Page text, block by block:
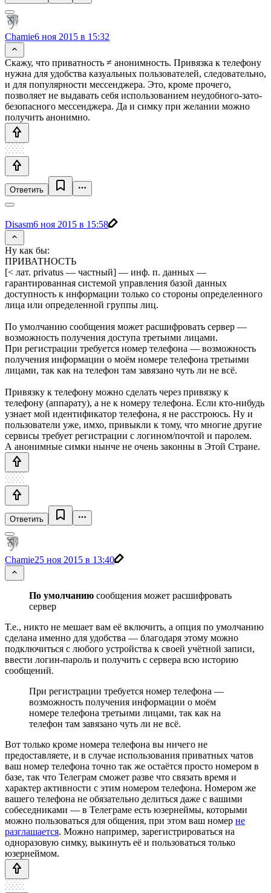
Chamie6 ноя 2015 в 15:32
Скажу, что приватность ≠ анонимность. Привязка к телефону
нужна для удобства казуальных пользователей, следовательно,
и для популярности мессенджера. Это, кроме прочего,
позволяет не выдавать себя использованием неудобного-зато-
безопасного мессенджера. Да и симку при желании можно
получить анонимно.
Ответить
Disasm6 ноя 2015 в 15:58
Ну как бы:
ПРИВАТНОСТЬ
[< лат. privatus — частный] — инф. п. данных —
гарантированная системой управления базой данных
доступность к информации только со стороны определенного
лица или определенной группы лиц.
По умолчанию сообщения может расшифровать сервер —
возможность получения доступа третьими лицами.
При регистрации требуется номер телефона — возможность
получения информации о моём номере телефона третьими
лицами, так как на телефон там завязано чуть ли не всё.
Привязку к телефону можно сделать через привязку к
телефону (аппарату), а не к номеру телефона. Если кто-нибудь
узнает мой идентификатор телефона, я не расстроюсь. Ну и
пользователи уже, имхо, привыкли к тому, что многие другие
сервисы требует регистрации с логином/почтой и паролем.
А анонимные симки нынче не очень законны в Этой Стране.
Ответить
Chamie25 ноя 2015 в 13:40
По умолчанию сообщения может расшифровать
сервер
Т.е., никто не мешает вам её включить, а опция по умолчанию
сделана именно для удобства — благодаря этому можно
подключиться с любого устройства к своей учётной записи,
ввести логин-пароль и получить с сервера всю историю
сообщений.
При регистрации требуется номер телефона —
возможность получения информации о моём
номере телефона третьими лицами, так как на
телефон там завязано чуть ли не всё.
Вот только кроме номера телефона вы ничего не
предоставляете, и в случае использования приватных чатов
ваш номер телефона точно так же остаётся просто номером в
базе, так что Телеграм сможет разве что связать время и
характер активности с этим номером телефона. Номером же
вашего телефона не обязательно делиться даже с вашими
собеседниками — в Телеграме есть юзернеймы, которыми
можно пользоваться для общения, при этом ваш номер не
разглашается. Можно например, зарегистрироваться на
одноразовую симку, выкинуть её и пользоваться только
юзернеймом.